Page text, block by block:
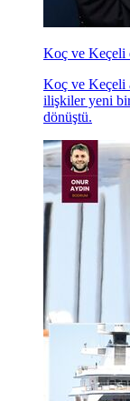
Koç ve Keçeli
Koç ve Keçeli
ilişkiler yeni
dönüştü.